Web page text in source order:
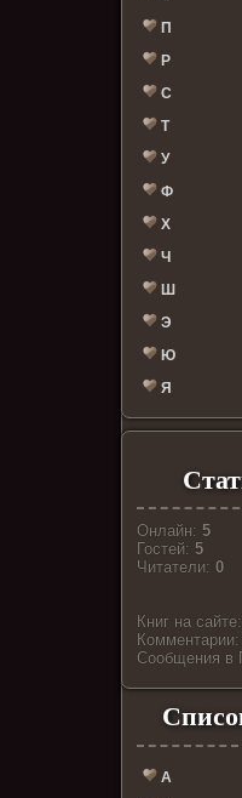
П
Р
С
Т
У
Ф
Х
Ч
Ш
Э
Ю
Я
Онлайн: 5
Гостей: 5
Читатели:0
Книг на
Cообщения в
А